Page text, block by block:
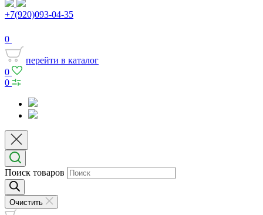
+7(920)093-04-35
0
перейти в каталог
0
0
Поиск товаров
Очистить